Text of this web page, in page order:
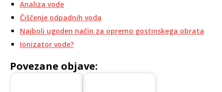
Analiza vode
Čiščenje odpadnih voda
Najbolj ugoden način za opremo gostinskega obrata
Ionizator vode?
Povezane objave: